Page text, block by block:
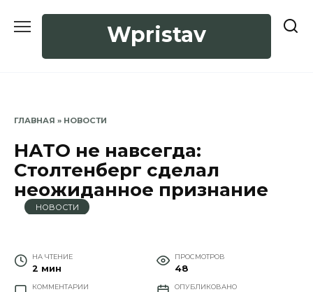
Wpristav
ГЛАВНАЯ » НОВОСТИ
НАТО не навсегда:
Столтенберг сделал
неожиданное признание
НОВОСТИ
НА ЧТЕНИЕ
2 мин
ПРОСМОТРОВ
48
КОММЕНТАРИИ ОПУБЛИКОВАНО